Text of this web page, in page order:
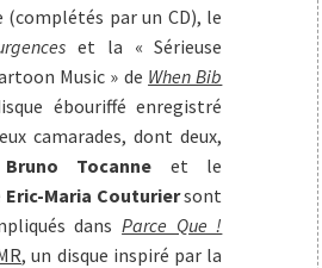
(complétés par un CD), le
et la « Sérieuse
Music » de When Bib
ébouriffé enregistré
camarades, dont deux,
Bruno Tocanne et le
Eric-Maria Couturiersont
dansParce Que !
, un disque inspiré par la